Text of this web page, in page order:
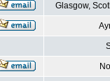
Glasgow,